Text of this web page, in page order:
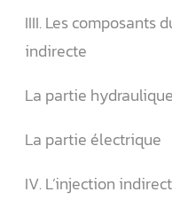
IIII. Les composants
indirecte
La partie hydraulique
La partie électrique
IV. L’injection